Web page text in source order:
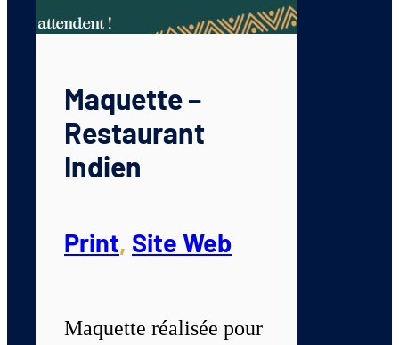
Maquette –
Restaurant
Indien
Print, Site Web
Maquette réalisée pour